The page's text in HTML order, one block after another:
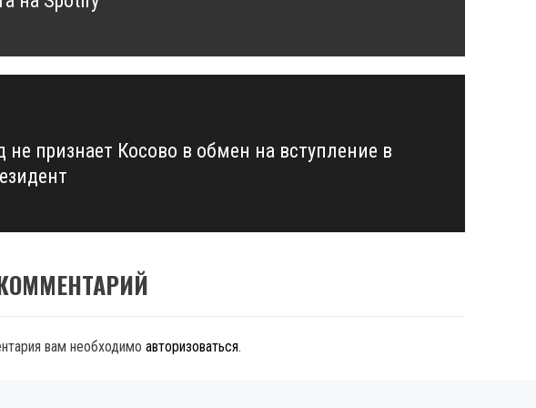
не признает Косово в обмен на вступление в
вам необходимо авторизоваться.